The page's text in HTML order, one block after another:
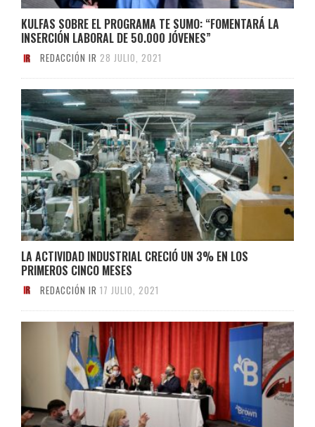
KULFAS SOBRE EL PROGRAMA TE SUMO: “FOMENTARÁ LA
INSERCIÓN LABORAL DE 50.000 JÓVENES”
REDACCIÓN IR 28 JULIO, 2021
LA ACTIVIDAD INDUSTRIAL CRECIÓ UN 3% EN LOS
PRIMEROS CINCO MESES
REDACCIÓN IR 17 JULIO, 2021